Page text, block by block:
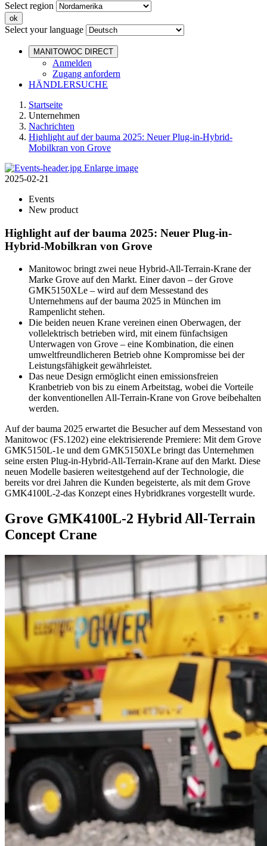
Select region
Select your language
MANITOWOC DIRECT
Anmelden
Zugang anfordern
HÄNDLERSUCHE
Startseite
Unternehmen
Nachrichten
Highlight auf der bauma 2025: Neuer Plug-in-Hybrid-
Mobilkran von Grove
Enlarge image
2025-02-21
Events
New product
Highlight auf der bauma 2025: Neuer Plug-in-
Hybrid-Mobilkran von Grove
Manitowoc bringt zwei neue Hybrid-All-Terrain-Krane der
Marke Grove auf den Markt. Einer davon – der Grove
GMK5150XLe – wird auf dem Messestand des
Unternehmens auf der bauma 2025 in München im
Rampenlicht stehen.
Die beiden neuen Krane vereinen einen Oberwagen, der
vollelektrisch betrieben wird, mit einem fünfachsigen
Unterwagen von Grove – eine Kombination, die einen
umweltfreundlicheren Betrieb ohne Kompromisse bei der
Leistungsfähigkeit gewährleistet.
Das neue Design ermöglicht einen emissionsfreien
Kranbetrieb von bis zu einem Arbeitstag, wobei die Vorteile
der konventionellen All-Terrain-Krane von Grove beibehalten
werden.
Auf der bauma 2025 erwartet die Besucher auf dem Messestand von
Manitowoc (FS.1202) eine elektrisierende Premiere: Mit dem Grove
GMK5150L-1e und dem GMK5150XLe bringt das Unternehmen
seine ersten Plug-in-Hybrid-All-Terrain-Krane auf den Markt. Diese
neuen Modelle basieren weitestgehend auf der Technologie, die
bereits vor drei Jahren die Kunden begeisterte, als mit dem Grove
GMK4100L-2-das Konzept eines Hybridkranes vorgestellt wurde.
Grove GMK4100L-2 Hybrid All-Terrain
Concept Crane